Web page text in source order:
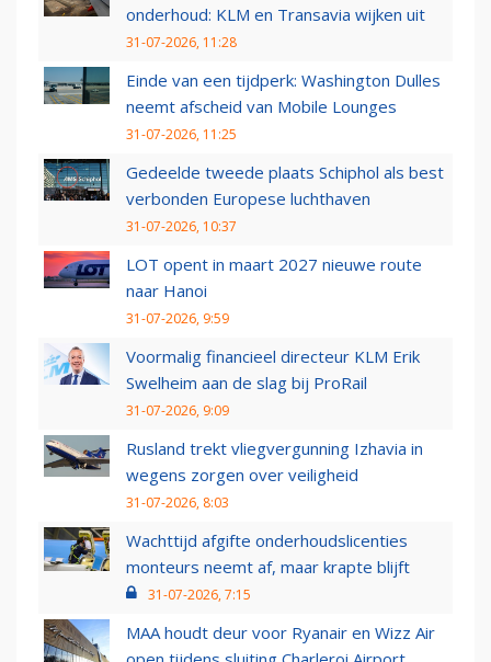
onderhoud: KLM en Transavia wijken uit
31-07-2026, 11:28
Einde van een tijdperk: Washington Dulles
neemt afscheid van Mobile Lounges
31-07-2026, 11:25
Gedeelde tweede plaats Schiphol als best
verbonden Europese luchthaven
31-07-2026, 10:37
LOT opent in maart 2027 nieuwe route
naar Hanoi
31-07-2026, 9:59
Voormalig financieel directeur KLM Erik
Swelheim aan de slag bij ProRail
31-07-2026, 9:09
Rusland trekt vliegvergunning Izhavia in
wegens zorgen over veiligheid
31-07-2026, 8:03
Wachttijd afgifte onderhoudslicenties
monteurs neemt af, maar krapte blijft
31-07-2026, 7:15
MAA houdt deur voor Ryanair en Wizz Air